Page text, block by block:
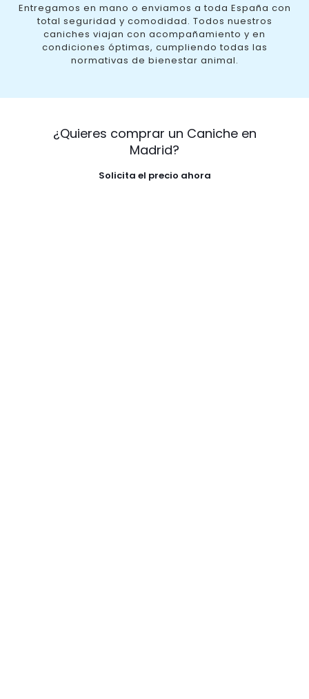
Entregamos en mano o enviamos a toda España con
total seguridad y comodidad. Todos nuestros
caniches viajan con acompañamiento y en
condiciones óptimas, cumpliendo todas las
normativas de bienestar animal.
¿Quieres comprar un Caniche en
Madrid?
Solicita el precio ahora